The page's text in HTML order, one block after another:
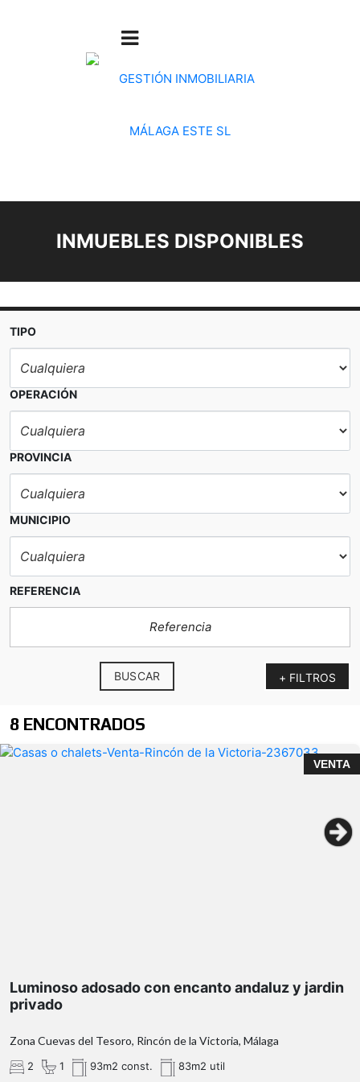
INMUEBLES DISPONIBLES
TIPO
OPERACIÓN
PROVINCIA
MUNICIPIO
REFERENCIA
+ FILTROS
BUSCAR
8 ENCONTRADOS
VENTA
Luminoso adosado con encanto andaluz y jardin
privado
Zona Cuevas del Tesoro, Rincón de la Victoria, Málaga
2 1 93m2 const. 83m2 util